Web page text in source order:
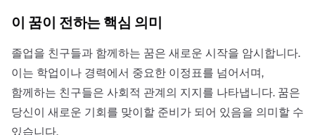
이 꿈이 전하는 핵심 의미
졸업을 친구들과 함께하는 꿈은 새로운 시작을 암시합니다.
이는 학업이나 경력에서 중요한 이정표를 넘어서며,
함께하는 친구들은 사회적 관계의 지지를 나타냅니다. 꿈은
당신이 새로운 기회를 맞이할 준비가 되어 있음을 의미할 수
있습니다.